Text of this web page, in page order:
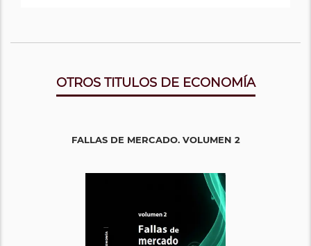
OTROS TITULOS DE ECONOMÍA
FALLAS DE MERCADO. VOLUMEN 2